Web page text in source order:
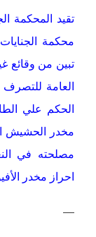
تقيد المحكمة
محكمة
تبين من وقائع
العامة
الحكم علي
مخدر الحشيش
مصلحته في
احراز مخدر
—